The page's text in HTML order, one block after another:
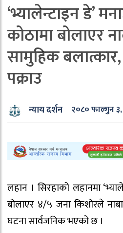
‘भ्यालेन्टाइन डे’
कोठामा बोलाएर
सामुहिक
पक्राउ
न्याय दर्शन २०८० फाल्गुन ३,
लहान । सिरहाको लहानमा
बोलाएर ४/५ जना किशोरले
घटना सार्वजनिक भएको छ ।